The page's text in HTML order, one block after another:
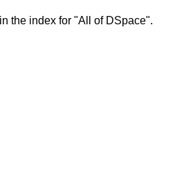
the index for "All of DSpace".